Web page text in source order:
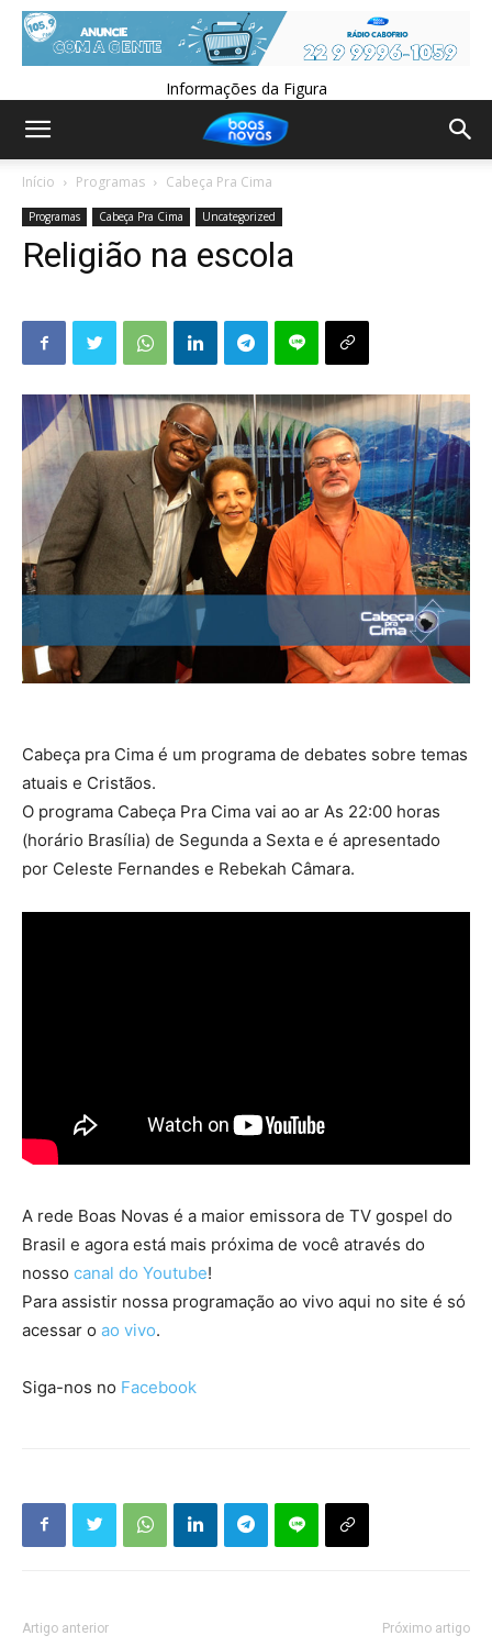
Informações da Figura
Início Programas Cabeça Pra Cima
Programas Cabeça Pra Cima Uncategorized
Religião na escola
Cabeça pra Cima é um programa de debates sobre temas
atuais e Cristãos.
O programa Cabeça Pra Cima vai ao ar As 22:00 horas
(horário Brasília) de Segunda a Sexta e é apresentado
por Celeste Fernandes e Rebekah Câmara.
A rede Boas Novas é a maior emissora de TV gospel do
Brasil e agora está mais próxima de você através do
nosso canal do Youtube!
Para assistir nossa programação ao vivo aqui no site é só
acessar o ao vivo.
Siga-nos no Facebook
Artigo anterior Próximo artigo